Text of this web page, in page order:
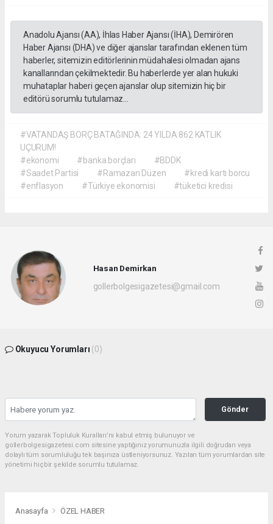
Anadolu Ajansı (AA), İhlas Haber Ajansı (İHA), Demirören
Haber Ajansı (DHA) ve diğer ajanslar tarafından eklenen tüm
haberler, sitemizin editörlerinin müdahalesi olmadan ajans
kanallarından çekilmektedir. Bu haberlerde yer alan hukuki
muhataplar haberi geçen ajanslar olup sitemizin hiç bir
editörü sorumlu tutulamaz...
#VATANDAŞ BORÇ BATAĞINDA: 24 YILDA 862 KATLIK
UÇURUM!
#ekonomi
#banka borçları
#BDDK
#Saadet Partisi
#Ramazan Düzen
#kredi kartı borcu
#enflasyon
#Türkiye ekonomisi #tüketici kredisi
Hasan Demirkan
gollerbolgesigazetesi@gmail.com
Okuyucu Yorumları (0)
Gönder
Yorum yazarak Topluluk Kuralları’nı kabul etmiş bulunuyor ve
gollerbolgesigazetesi.com sitesine yaptığınız yorumunuzla ilgili doğrudan veya
dolaylı tüm sorumluluğu tek başınıza üstleniyorsunuz. Yazılan tüm yorumlardan site
yönetimi hiçbir şekilde sorumlu tutulamaz.
Anasayfa ÖZEL HABER